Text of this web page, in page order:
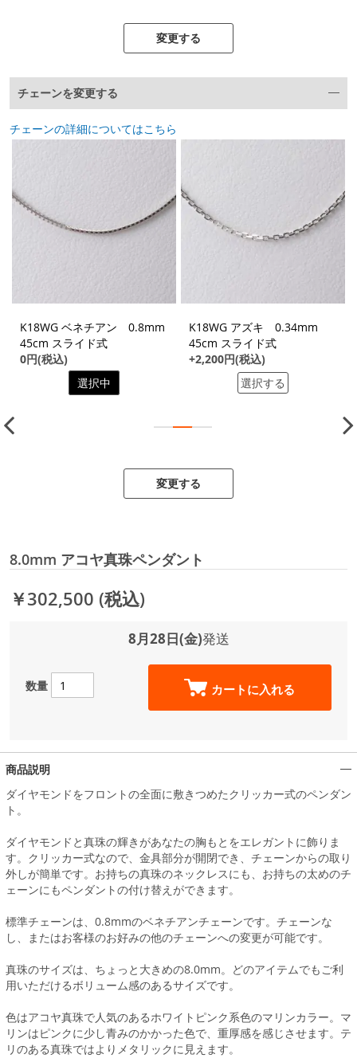
変更する
チェーンを変更する
チェーンの詳細についてはこちら
K18WG ベネチアン 0.8mm
45cm スライド式
0円(税込)
選択中
K18WG アズキ 0.34mm
45cm スライド式
+2,200円(税込)
選択する
変更する
8.0mm アコヤ真珠ペンダント
￥302,500 (税込)
8月28日(金)発送
数量 カートに入れる
商品説明
ダイヤモンドをフロントの全面に敷きつめたクリッカー式のペンダン
ト。
ダイヤモンドと真珠の輝きがあなたの胸もとをエレガントに飾りま
す。クリッカー式なので、金具部分が開閉でき、チェーンからの取り
外しが簡単です。お持ちの真珠のネックレスにも、お持ちの太めのチ
ェーンにもペンダントの付け替えができます。
標準チェーンは、0.8mmのベネチアンチェーンです。チェーンな
し、またはお客様のお好みの他のチェーンへの変更が可能です。
真珠のサイズは、ちょっと大きめの8.0mm。どのアイテムでもご利
用いただけるボリューム感のあるサイズです。
色はアコヤ真珠で人気のあるホワイトピンク系色のマリンカラー。マ
リンはピンクに少し青みのかかった色で、重厚感を感じさせます。テ
リのある真珠ではよりメタリックに見えます。